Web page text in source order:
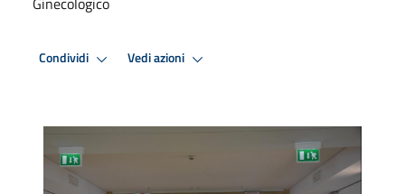
Condividi Vedi azioni